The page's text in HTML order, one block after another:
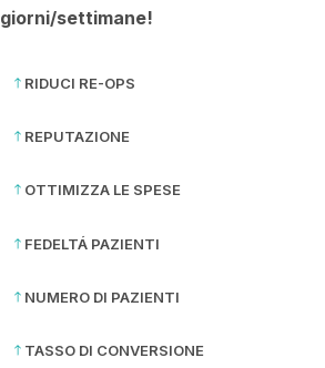
giorni/settimane!
RIDUCI RE-OPS
REPUTAZIONE
OTTIMIZZA LE SPESE
FEDELTÁ PAZIENTI
NUMERO DI PAZIENTI
TASSO DI CONVERSIONE